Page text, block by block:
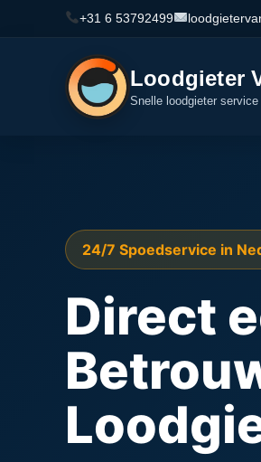
+31 6 53792499
Loodgieter
Snelle loodgieter service
24/7 Spoedservice in
Direct